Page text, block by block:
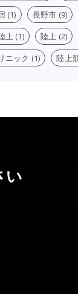
(1) 長野市 (9)
上 (1) 陸上 (2)
ニック (1) 陸上
い